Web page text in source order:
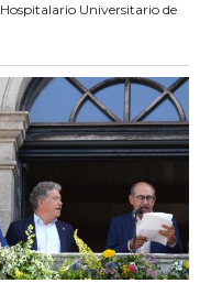
Universitario de